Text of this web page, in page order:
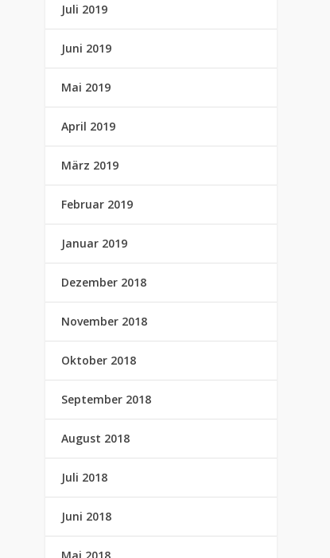
Juli 2019
Juni 2019
Mai 2019
April 2019
März 2019
Februar 2019
Januar 2019
Dezember 2018
November 2018
Oktober 2018
September 2018
August 2018
Juli 2018
Juni 2018